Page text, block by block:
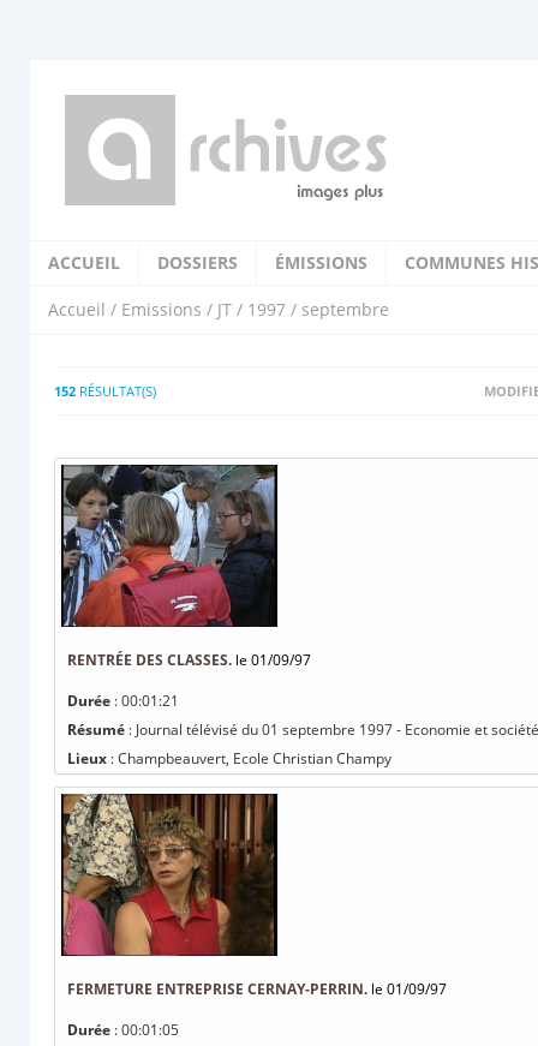
ACCUEIL DOSSIERS ÉMISSIONS COMMUNES
Accueil / Emissions / JT / 1997 / septembre
152 RÉSULTAT(S)
RENTRÉE DES CLASSES. le 01/09/97
Durée : 00:01:21
Résumé : Journal télévisé du 01 septembre 1997 - Economie et
Lieux : Champbeauvert, Ecole Christian Champy
FERMETURE ENTREPRISE CERNAY-PERRIN. le 01/09/97
Durée : 00:01:05